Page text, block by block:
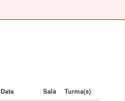
Data Sala
Turma(s)